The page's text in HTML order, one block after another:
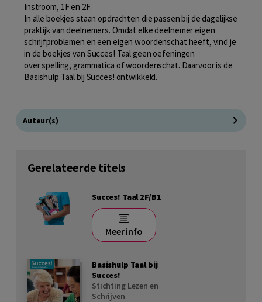
Instroom, 1F en 2F.
In alle boekjes staan opdrachten die passen bij de dagelijkse
praktijk van deelnemers. Omdat elke deelnemer eigen
schrijfproblemen en een eigen woordenschat heeft, vind je
in de boekjes van Succes! Taal geen oefeningen
over spelling, grammatica of woordenschat. Daarvoor is de
Basishulp Taal bij Succes! ontwikkeld.
Auteur(s)
Gerelateerde titels
Succes! Taal 2F/B1
Meer info
Basishulp Taal bij
Succes!
Stichting Lezen en
Schrijven